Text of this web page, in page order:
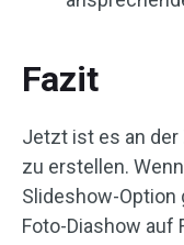
Fazit
Jetzt ist es an der
zu erstellen.
Slideshow-Option
Foto-Diashow auf